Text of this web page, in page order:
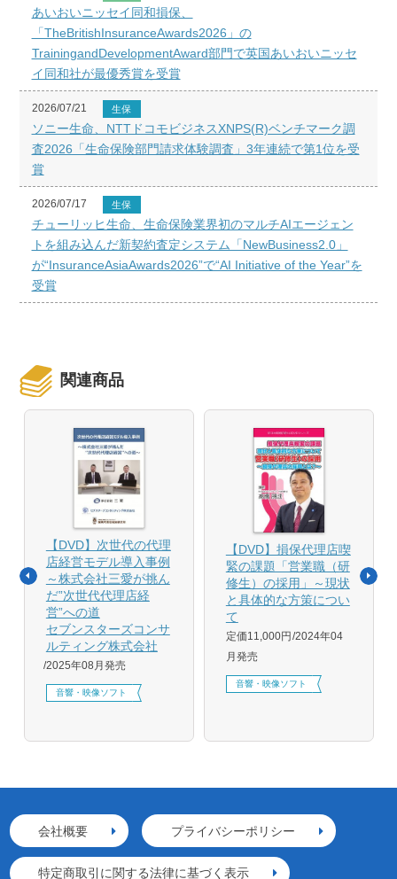
あいおいニッセイ同和損保、
「TheBritishInsuranceAwards2026」の
TrainingandDevelopmentAward部門で英国あいおいニッセ
イ同和社が最優秀賞を受賞
2026/07/21 生保
ソニー生命、NTTドコモビジネスXNPS(R)ベンチマーク調
査2026「生命保険部門請求体験調査」3年連続で第1位を受
賞
2026/07/17 生保
チューリッヒ生命、生命保険業界初のマルチAIエージェン
トを組み込んだ新契約査定システム「NewBusiness2.0」
が“InsuranceAsiaAwards2026”で“AI Initiative of the Year”を
受賞
関連商品
【DVD】次世代の代理
店経営モデル導入事例
～株式会社三愛が挑ん
だ”次世代代理店経
営”への道
セブンスターズコンサ
ルティング株式会社
2025年08月発売
音響・映像ソフト
【DVD】損保代理店喫
緊の課題「営業職（研
修生）の採用」～現状
と具体的な方策につい
て
定価11,000円 2024年04
月発売
音響・映像ソフト
会社概要 プライバシーポリシー
特定商取引に関する法律に基づく表示